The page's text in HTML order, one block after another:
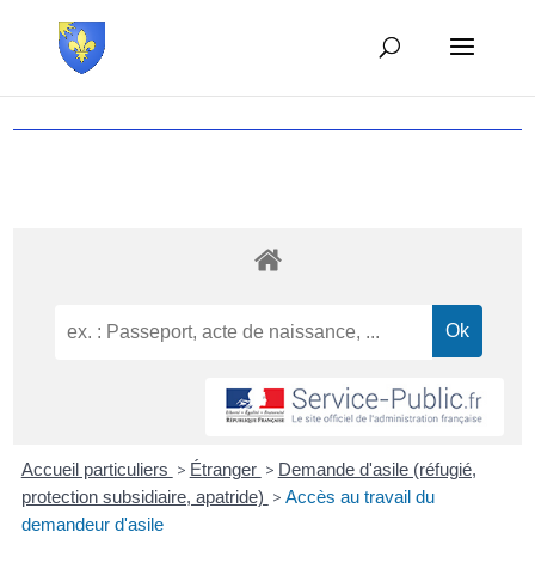
Accueil particuliers > Étranger > Demande d'asile (réfugié,
protection subsidiaire, apatride) > Accès au travail du
demandeur d'asile